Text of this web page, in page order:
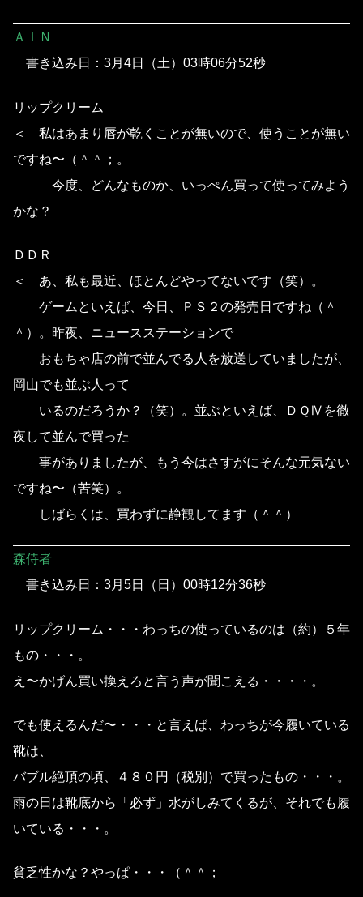
ＡＩＮ
書き込み日：3月4日（土）03時06分52秒
リップクリーム
＜ 私はあまり唇が乾くことが無いので、使うことが無い
ですね〜（＾＾；。
今度、どんなものか、いっぺん買って使ってみよう
かな？
ＤＤＲ
＜ あ、私も最近、ほとんどやってないです（笑）。
ゲームといえば、今日、ＰＳ２の発売日ですね（＾
＾）。昨夜、ニュースステーションで
おもちゃ店の前で並んでる人を放送していましたが、
岡山でも並ぶ人って
いるのだろうか？（笑）。並ぶといえば、ＤＱⅣを徹
夜して並んで買った
事がありましたが、もう今はさすがにそんな元気ない
ですね〜（苦笑）。
しばらくは、買わずに静観してます（＾＾）
森侍者
書き込み日：3月5日（日）00時12分36秒
リップクリーム・・・わっちの使っているのは（約）５年
もの・・・。
え〜かげん買い換えろと言う声が聞こえる・・・・。
でも使えるんだ〜・・・と言えば、わっちが今履いている
靴は、
バブル絶頂の頃、４８０円（税別）で買ったもの・・・。
雨の日は靴底から「必ず」水がしみてくるが、それでも履
いている・・・。
貧乏性かな？やっぱ・・・（＾＾；